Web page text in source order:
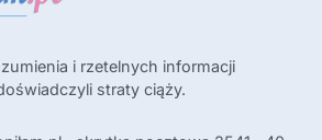
i rzetelnych informacji
straty ciąży.